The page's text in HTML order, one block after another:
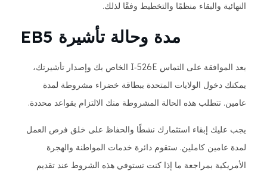
النهائية والبقاء منظمًا والتخطيط وفقًا لذلك.
مدة وحالة تأشيرة EB5
بعد الموافقة على التماس I‑526E الخاص بك وإصدار تأشيرتك،
يمكنك دخول الولايات المتحدة ببطاقة خضراء مشروطة لمدة
عامين. تتطلب هذه الحالة المشروطة منك الالتزام بقواعد محددة.
يجب عليك إبقاء استثمارك نشطًا والحفاظ على خلق فرص العمل
لمدة عامين كاملين. ستقوم دائرة خدمات المواطنة والهجرة
الأمريكية بمراجعة ما إذا كنت تستوفي هذه الشروط عند تقديم